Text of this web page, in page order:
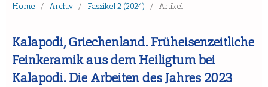
Home / Archiv / Faszikel 2 (2024) / Artikel
Kalapodi, Griechenland. Früheisenzeitliche
Feinkeramik aus dem Heiligtum bei
Kalapodi. Die Arbeiten des Jahres 2023